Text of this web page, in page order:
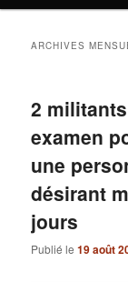
ARCHIVES
2
examen
une
désirant
jours
Publié le19 août